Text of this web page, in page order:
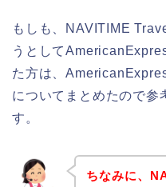
もしも、NAVITIME
うとして
た方は、
についてまとめたので参
す。
ちなみに、